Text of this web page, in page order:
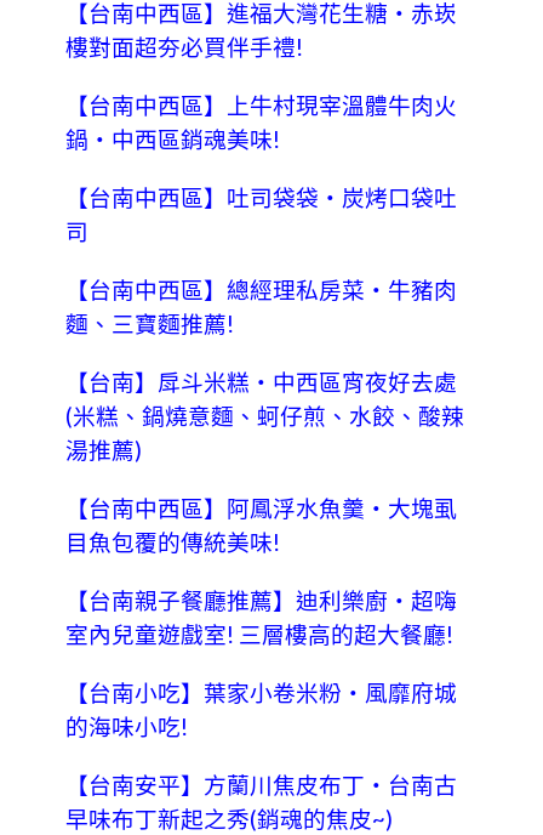
【台南中西區】進福大灣花生糖‧赤崁
樓對面超夯必買伴手禮!
【台南中西區】上牛村現宰溫體牛肉火
鍋‧中西區銷魂美味!
【台南中西區】吐司袋袋‧炭烤口袋吐
司
【台南中西區】總經理私房菜‧牛豬肉
麵、三寶麵推薦!
【台南】戽斗米糕‧中西區宵夜好去處
(米糕、鍋燒意麵、蚵仔煎、水餃、酸辣
湯推薦)
【台南中西區】阿鳳浮水魚羹‧大塊虱
目魚包覆的傳統美味!
【台南親子餐廳推薦】迪利樂廚‧超嗨
室內兒童遊戲室! 三層樓高的超大餐廳!
【台南小吃】葉家小卷米粉‧風靡府城
的海味小吃!
【台南安平】方蘭川焦皮布丁‧台南古
早味布丁新起之秀(銷魂的焦皮~)